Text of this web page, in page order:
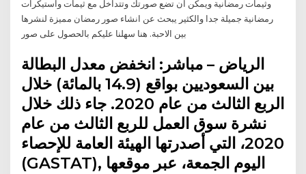
وثيمات رمضانية ويمكن ان تضع صورتك وتتداخل مع ثيمات واستيكرات
رمضانية جميلة جدا والكثير يبحث عن انشاء صور رمضان مميزة لنشرها
بين الاحبة. هنا سهلنا عليكم بالحصول على صور
الرياض – مباشر: انخفض معدل البطالة
بين السعوديين بواقع (14.9 بالمائة) خلال
الربع الثالث من عام 2020. جاء ذلك خلال
نشرة سوق العمل للربع الثالث من عام
2020، التي أصدرتها الهيئة العامة للإحصاء
(GASTAT), اليوم الجمعة، عبر موقعها